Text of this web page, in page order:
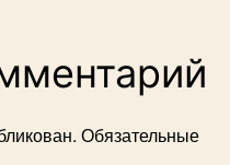
Обязательные